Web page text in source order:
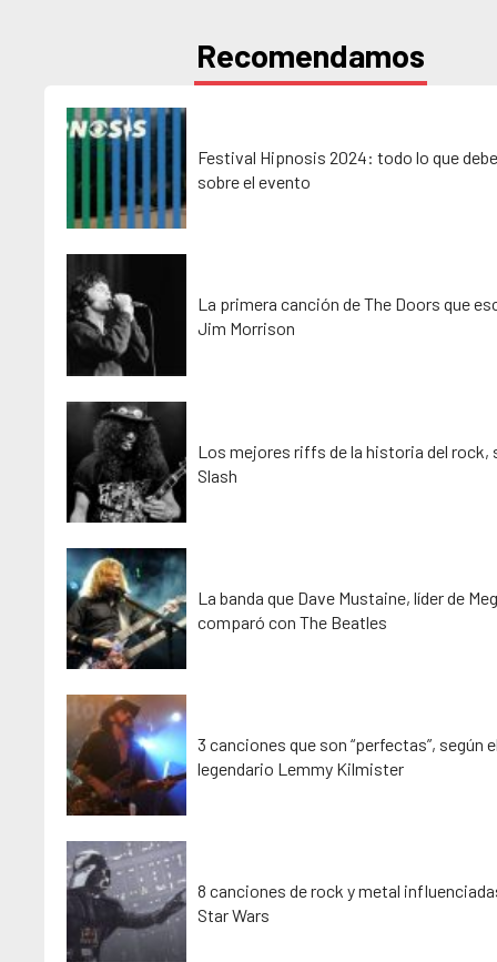
Recomendamos
Festival Hipnosis 2024: todo lo que
sobre el evento
La primera canción de The Doors que
Jim Morrison
Los mejores riffs de la historia del rock,
Slash
La banda que Dave Mustaine, líder de
comparó con The Beatles
3 canciones que son “perfectas”, según
legendario Lemmy Kilmister
8 canciones de rock y metal
Star Wars